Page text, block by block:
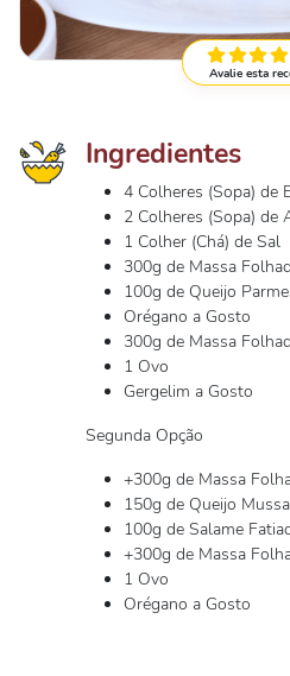
Avalie esta
Ingredientes
4 Colheres (Sopa) de
2 Colheres (Sopa) de
1 Colher (Chá) de Sal
300g de Massa
100g de Queijo
Orégano a Gosto
300g de Massa
1 Ovo
Gergelim a Gosto
Segunda Opção
+300g de Massa
150g de Queijo
100g de Salame
+300g de Massa
1 Ovo
Orégano a Gosto